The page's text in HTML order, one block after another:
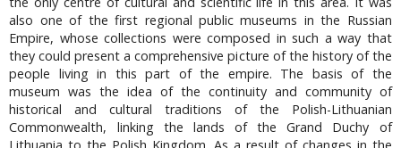
also one of the first regional public museums in the Russian
Empire, whose collections were composed in such a way that
they could present a comprehensive picture of the history of the
people living in this part of the empire. The basis of the
museum was the idea of the continuity and community of
historical and cultural traditions of the Polish-Lithuanian
Commonwealth, linking the lands of the Grand Duchy of